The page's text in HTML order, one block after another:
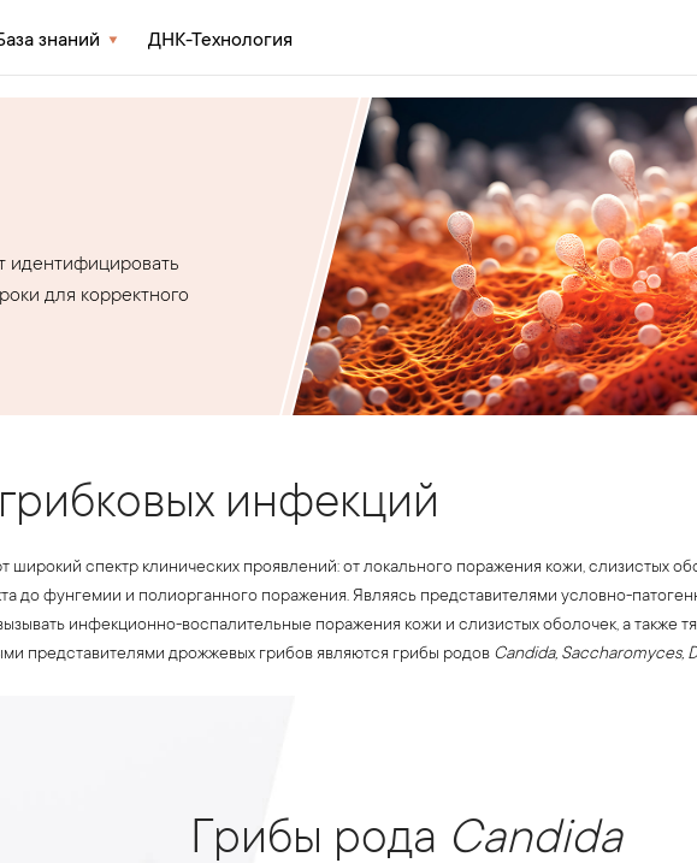
знаний ДНК-Технология
идентифицировать
для корректного
инфекций
спектр клинических проявлений: от локального поражения кожи, слизистых
до фунгемии и полиорганного поражения. Являясь представителями условно-
инфекционно-воспалительные поражения кожи и слизистых оболочек, а также
представителями дрожжевых грибов являются грибы родов Сandida, Saccharomyces,
Грибы рода Candida